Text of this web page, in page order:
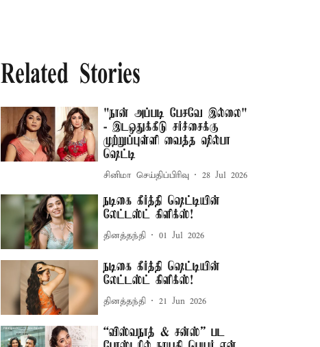
Related Stories
"நான் அப்படி பேசவே இல்லை"
- இடஒதுக்கீடு சர்ச்சைக்கு
முற்றுப்புள்ளி வைத்த ஷில்பா
ஷெட்டி
சினிமா செய்திப்பிரிவு 28 Jul 2026
நடிகை கீர்த்தி ஷெட்டியின்
லேட்டஸ்ட் கிளிக்ஸ்!
தினத்தந்தி 01 Jul 2026
நடிகை கீர்த்தி ஷெட்டியின்
லேட்டஸ்ட் கிளிக்ஸ்!
தினத்தந்தி 21 Jun 2026
“விஸ்வநாத் & சன்ஸ்” பட